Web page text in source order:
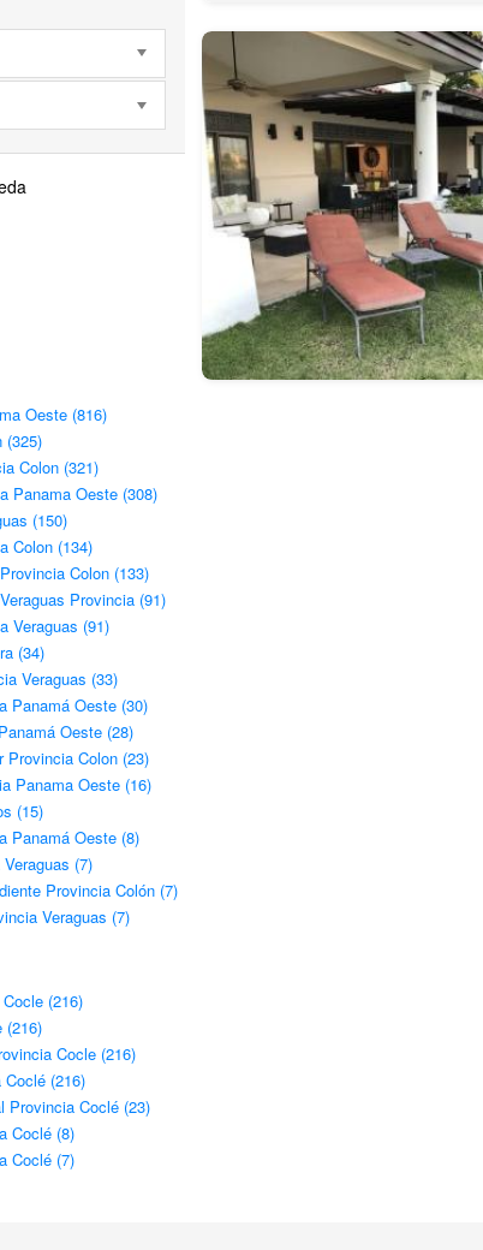
Oeste (816)
(325)
Colon (321)
Panama Oeste (308)
(150)
Colon (134)
Colon (133)
Provincia (91)
Veraguas (91)
(34)
Veraguas (33)
Panamá Oeste (30)
Oeste (28)
Provincia Colon (23)
Panama Oeste (16)
(15)
Panamá Oeste (8)
(7)
Provincia Colón (7)
Veraguas (7)
(216)
(216)
Cocle (216)
(216)
Provincia Coclé (23)
Coclé (8)
Coclé (7)